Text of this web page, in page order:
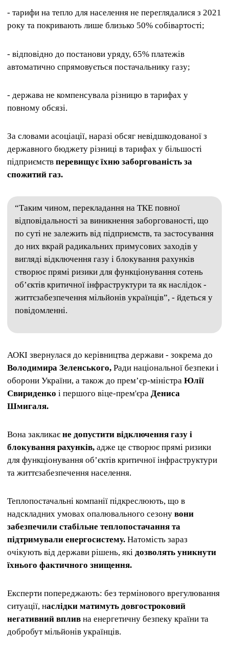
- тарифи на тепло для населення не переглядалися з 2021
року та покривають лише близько 50% собівартості;
- відповідно до постанови уряду, 65% платежів
автоматично спрямовується постачальнику газу;
- держава не компенсувала різницю в тарифах у
повному обсязі.
За словами асоціації, наразі обсяг невідшкодованої з
державного бюджету різниці в тарифах у більшості
підприємств перевищує їхню заборгованість за
спожитий газ.
“Таким чином, перекладання на ТКЕ повної
відповідальності за виникнення заборгованості, що
по суті не залежить від підприємств, та застосування
до них вкрай радикальних примусових заходів у
вигляді відключення газу і блокування рахунків
створює прямі ризики для функціонування сотень
об’єктів критичної інфраструктури та як наслідок -
життєзабезпечення мільйонів українців”, - йдеться у
повідомленні.
АОКІ звернулася до керівництва держави - зокрема до
Володимира Зеленського, Ради національної безпеки і
оборони України, а також до прем’єр-міністра Юлії
Свириденко і першого віце-прем'єра Дениса
Шмигаля.
Вона закликає не допустити відключення газу і
блокування рахунків, адже це створює прямі ризики
для функціонування об’єктів критичної інфраструктури
та життєзабезпечення населення.
Теплопостачальні компанії підкреслюють, що в
надскладних умовах опалювального сезону вони
забезпечили стабільне теплопостачання та
підтримували енергосистему. Натомість зараз
очікують від держави рішень, які дозволять уникнути
їхнього фактичного знищення.
Експерти попереджають: без термінового врегулювання
ситуації, наслідки матимуть довгостроковий
негативний вплив на енергетичну безпеку країни та
добробут мільйонів українців.